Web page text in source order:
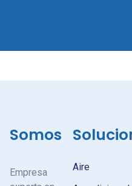
Somos
Empresa
Aire